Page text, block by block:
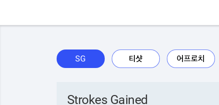
SG 티샷 어프로치
Strokes Gained